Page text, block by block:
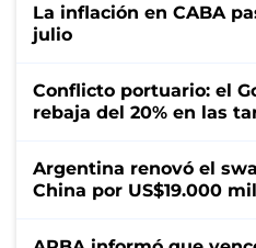
La inflación en CABA
julio
Conflicto portuario: el
rebaja del 20% en las
Argentina renovó el
China por US$19.000